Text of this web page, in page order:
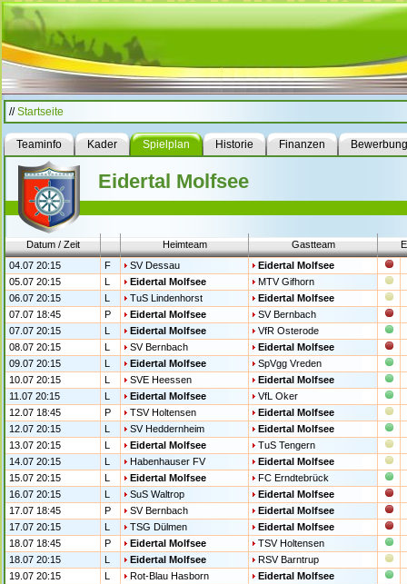
//Startseite
Teaminfo Kader Spielplan Historie Finanzen Bewerbung
Eidertal Molfsee
Datum / Zeit Heimteam Gastteam
04.07 20:15
F SV Dessau
Eidertal Molfsee
05.07 20:15
L Eidertal Molfsee
MTV Gifhorn
06.07 20:15
L TuS Lindenhorst
Eidertal Molfsee
07.07 18:45
P Eidertal Molfsee
SV Bernbach
07.07 20:15
L Eidertal Molfsee
VfR Osterode
08.07 20:15
L SV Bernbach
Eidertal Molfsee
09.07 20:15
L Eidertal Molfsee
SpVgg Vreden
10.07 20:15
L SVE Heessen
Eidertal Molfsee
11.07 20:15
L Eidertal Molfsee
VfL Oker
12.07 18:45
P TSV Holtensen
Eidertal Molfsee
12.07 20:15
L SV Heddernheim
Eidertal Molfsee
13.07 20:15
L Eidertal Molfsee
TuS Tengern
14.07 20:15
L Habenhauser FV
Eidertal Molfsee
15.07 20:15
L Eidertal Molfsee
FC Erndtebrück
16.07 20:15
L SuS Waltrop
Eidertal Molfsee
17.07 18:45
P SV Bernbach
Eidertal Molfsee
17.07 20:15
L TSG Dülmen
Eidertal Molfsee
18.07 18:45
P Eidertal Molfsee
TSV Holtensen
18.07 20:15
L Eidertal Molfsee
RSV Barntrup
19.07 20:15
L Rot-Blau Hasborn
Eidertal Molfsee